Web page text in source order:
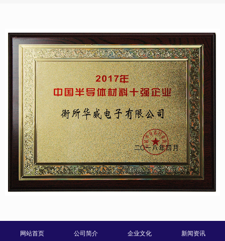
网站首页 公司简介 企业文化 新闻资讯